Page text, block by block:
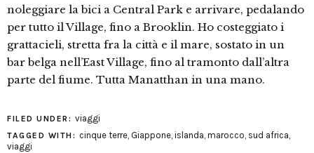
noleggiare la bici a Central Park e arrivare, pedalando
per tutto il Village, fino a Brooklin. Ho costeggiato i
grattacieli, stretta fra la città e il mare, sostato in un
bar belga nell’East Village, fino al tramonto dall’altra
parte del fiume. Tutta Manatthan in una mano.
FILED UNDER: viaggi
TAGGED WITH: cinque terre, Giappone, islanda, marocco, sud africa,
viaggi